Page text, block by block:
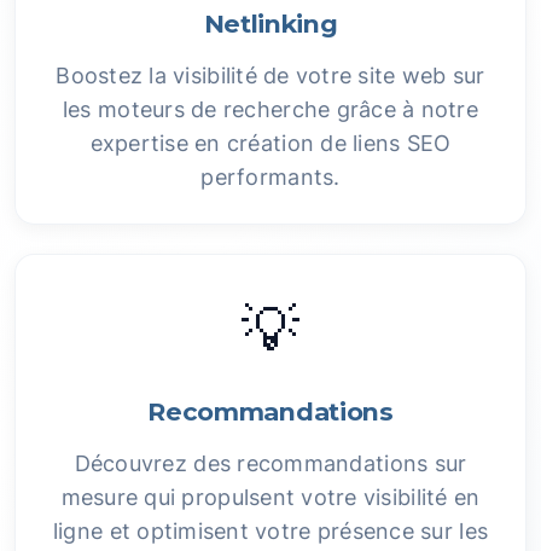
Netlinking
Boostez la visibilité de votre site web sur
les moteurs de recherche grâce à notre
expertise en création de liens SEO
performants.
💡
Recommandations
Découvrez des recommandations sur
mesure qui propulsent votre visibilité en
ligne et optimisent votre présence sur les